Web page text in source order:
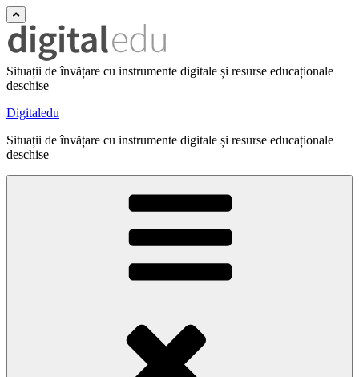
Situații de învățare cu instrumente digitale și resurse educaționale
deschise
Digitaledu
Situații de învățare cu instrumente digitale și resurse educaționale
deschise